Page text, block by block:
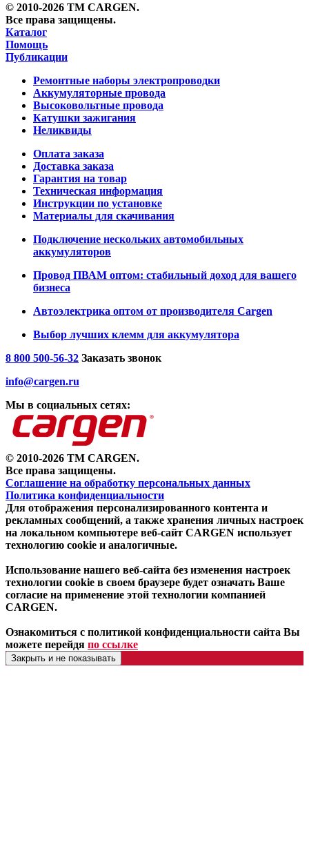
© 2010-2026 TM CARGEN.
Все права защищены.
Каталог
Помощь
Публикации
Ремонтные наборы электропроводки
Аккумуляторные провода
Высоковольтные провода
Катушки зажигания
Неликвиды
Оплата заказа
Доставка заказа
Гарантия на товар
Техническая информация
Инструкции по установке
Материалы для скачивания
Подключение нескольких автомобильных
аккумуляторов
Провод ПВАМ оптом: стабильный доход для вашего
бизнеса
Автоэлектрика оптом от производителя Cargen
Выбор лучших клемм для аккумулятора
8 800 500-56-32 Заказать звонок
info@cargen.ru
Мы в социальных сетях:
© 2010-2026 TM CARGEN.
Все права защищены.
Соглашение на обработку персональных данных
Политика конфиденциальности
Для отображения персонализированного контента и
рекламных сообщений, а также хранения личных настроек
на локальном компьютере веб-сайт CARGEN использует
технологию cookie и аналогичные.
Использование нашего веб-сайта без изменения настроек
технологии cookie в своем браузере будет означать Ваше
согласие на применение этой технологии компанией
CARGEN.
Ознакомиться с политикой конфиденциальности сайта Вы
можете перейдя по ссылке
Закрыть и не показывать